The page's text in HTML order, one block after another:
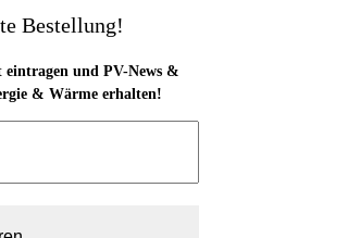
Bestellung!
und PV-News &
& Wärme erhalten!